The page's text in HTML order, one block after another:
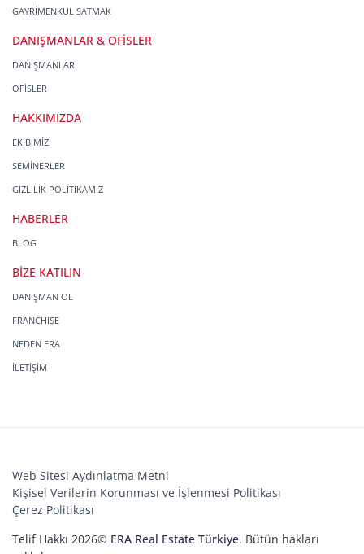
GAYRİMENKUL SATMAK
DANIŞMANLAR & OFİSLER
DANIŞMANLAR
OFİSLER
HAKKIMIZDA
EKİBİMİZ
SEMİNERLER
GİZLİLİK POLİTİKAMIZ
HABERLER
BLOG
BİZE KATILIN
DANIŞMAN OL
FRANCHISE
NEDEN ERA
İLETİŞİM
Web Sitesi Aydınlatma Metni
Kişisel Verilerin Korunması ve İşlenmesi Politikası
Çerez Politikası
Telif Hakkı 2026© ERA Real Estate Türkiye. Bütün hakları